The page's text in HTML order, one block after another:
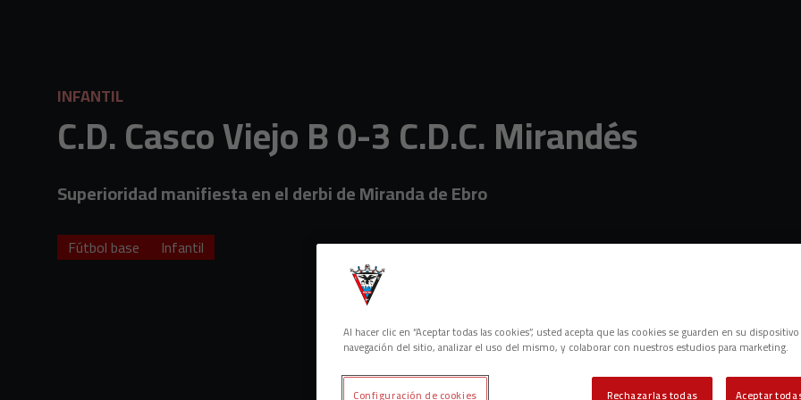
INFANTIL
C.D. Casco Viejo B 0-3 C.D.C. Mirandés
Superioridad manifiesta en el derbi de Miranda de Ebro
Fútbol base Infantil
Al hacer clic en “Aceptar todas las cookies”, usted acepta que las cookies se guarden en su
navegación del sitio, analizar el uso del mismo, y colaborar con nuestros estudios para marketing.
Rechazarlas todas Aceptar
Configuración de cookies